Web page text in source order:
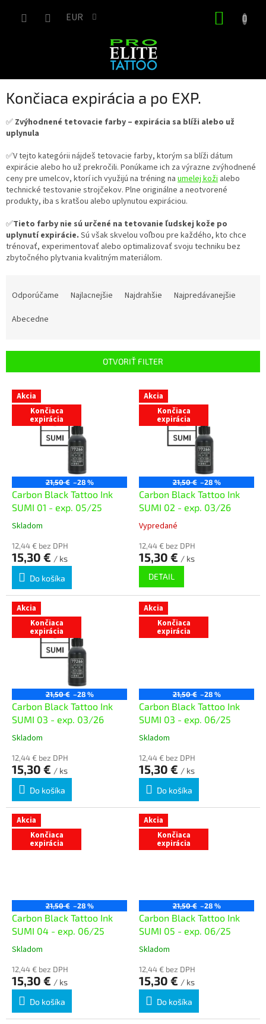
EUR
Končiaca expirácia a po EXP.
✅ Zvýhodnené tetovacie farby – expirácia sa blíži alebo už
uplynula
✅V tejto kategórii nájdeš tetovacie farby, ktorým sa blíži dátum
expirácie alebo ho už prekročili. Ponúkame ich za výrazne zvýhodnené
ceny pre umelcov, ktorí ich využijú na tréning na umelej koži alebo
technické testovanie strojčekov. Plne originálne a neotvorené
produkty, iba s kratšou alebo uplynutou expiráciou.
✅Tieto farby nie sú určené na tetovanie ľudskej kože po
uplynutí expirácie. Sú však skvelou voľbou pre každého, kto chce
trénovať, experimentovať alebo optimalizovať svoju techniku bez
zbytočného plytvania kvalitným materiálom.
p
Odporúčame Najlacnejšie Najdrahšie
Najpredávanejšie
Abecedne
OTVORIŤ FILTER
V Akcia
Končiaca
expirácia
21,50 € –28 %
Carbon Black Tattoo Ink
SUMI 01 - exp. 05/25
Skladom
12,44 € bez DPH
15,30 € / ks
Do košíka
Akcia
Končiaca
expirácia
21,50 € –28 %
Carbon Black Tattoo Ink
SUMI 02 - exp. 03/26
Vypredané
12,44 € bez DPH
15,30 € / ks
DETAIL
Akcia
Končiaca
expirácia
21,50 € –28 %
Carbon Black Tattoo Ink
SUMI 03 - exp. 03/26
Skladom
12,44 € bez DPH
15,30 € / ks
Do košíka
Akcia
Končiaca
expirácia
21,50 € –28 %
Carbon Black Tattoo Ink
SUMI 03 - exp. 06/25
Skladom
12,44 € bez DPH
15,30 € / ks
Do košíka
Akcia
Končiaca
expirácia
21,50 € –28 %
Carbon Black Tattoo Ink
SUMI 04 - exp. 06/25
Skladom
12,44 € bez DPH
15,30 € / ks
Do košíka
Akcia
Končiaca
expirácia
21,50 € –28 %
Carbon Black Tattoo Ink
SUMI 05 - exp. 06/25
Skladom
12,44 € bez DPH
15,30 € / ks
Do košíka